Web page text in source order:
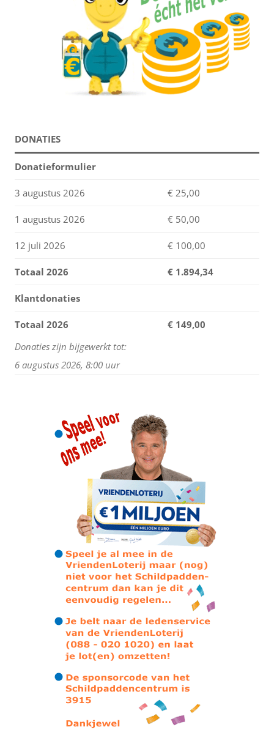
DONATIES
Donatieformulier
3 augustus 2026 € 25,00
1 augustus 2026 € 50,00
12 juli 2026 € 100,00
Totaal 2026 € 1.894,34
Klantdonaties
Totaal 2026
€ 149,00
Donaties zijn bijgewerkt tot:
6 augustus 2026, 8:00 uur